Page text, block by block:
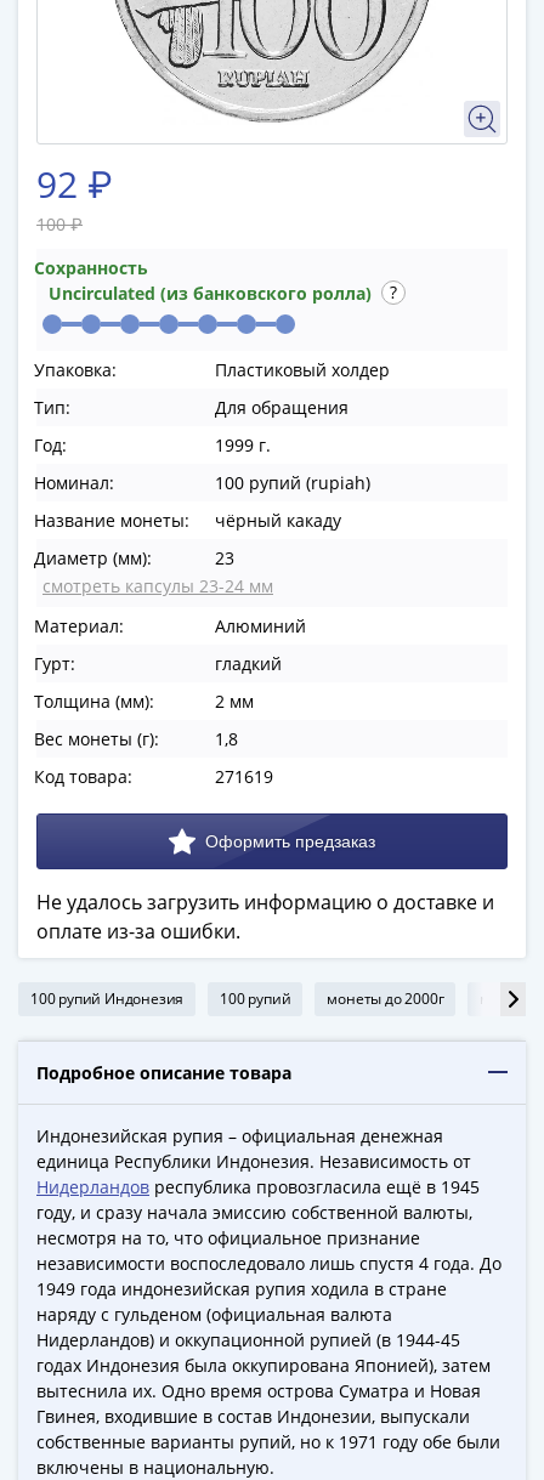
Биметаллические
(10р)
Победы
ВОВ
Победы
Победы
ВОВ
Человек
Великой
Победы
футболу
2018
Крымские
события
Архитектура
Красная
книга
Личности
Мультипликация
События
Серебряные
92 ₽
100 ₽
Сохранность
Uncirculated (из банковского ролла)
Упаковка:
Пластиковый холдер
Тип:
Для обращения
Год:
1999 г.
Номинал:
100 рупий (rupiah)
Название монеты:
чёрный какаду
Диаметр (мм):
23
смотреть капсулы 23-24 мм
Материал:
Алюминий
Гурт:
гладкий
Толщина (мм):
2 мм
Вес монеты (г):
1,8
Код товара:
271619
Не удалось загрузить информацию о доставке и
оплате из-за ошибки.
100 рупий Индонезия 100 рупий монеты до 2000г монеты
Подробное описание товара
Индонезийская рупия – официальная денежная
единица Республики Индонезия. Независимость от
Нидерландов республика провозгласила ещё в 1945
году, и сразу начала эмиссию собственной валюты,
несмотря на то, что официальное признание
независимости воспоследовало лишь спустя 4 года. До
1949 года индонезийская рупия ходила в стране
наряду с гульденом (официальная валюта
Нидерландов) и оккупационной рупией (в 1944-45
годах Индонезия была оккупирована Японией), затем
вытеснила их. Одно время острова Суматра и Новая
Гвинея, входившие в состав Индонезии, выпускали
собственные варианты рупий, но к 1971 году обе были
включены в национальную.